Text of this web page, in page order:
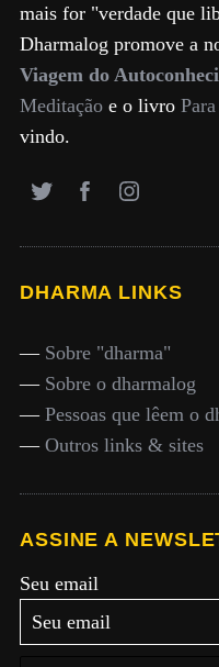
mais for "verdade que
Dharmalog promove a
Viagem do
Meditaçãoe o livro
vindo.
DHARMA LINKS
— Sobre "dharma"
— Sobre o dharmalog
— Pessoas que lêem o
— Outros links & sites
ASSINE A
Seu email